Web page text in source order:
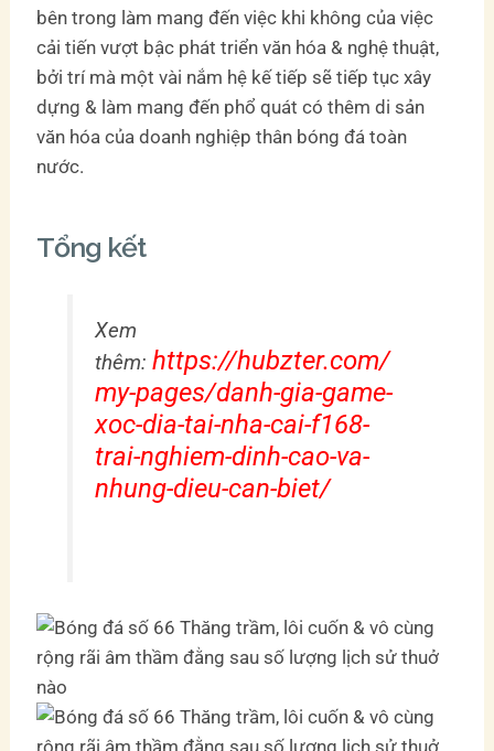
bên trong làm mang đến việc khi không của việc
cải tiến vượt bậc phát triển văn hóa & nghệ thuật,
bởi trí mà một vài nắm hệ kế tiếp sẽ tiếp tục xây
dựng & làm mang đến phổ quát có thêm di sản
văn hóa của doanh nghiệp thân bóng đá toàn
nước.
Tổng kết
Xem
thêm:https://hubzter.com/
my-pages/danh-gia-game-
xoc-dia-tai-nha-cai-f168-
trai-nghiem-dinh-cao-va-
nhung-dieu-can-biet/